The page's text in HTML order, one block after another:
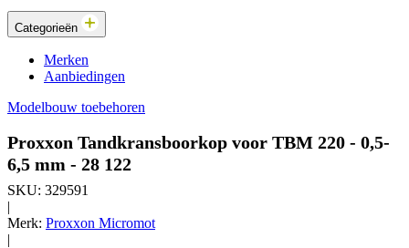
Categorieën
Merken
Aanbiedingen
Modelbouw toebehoren
Proxxon Tandkransboorkop voor TBM 220 - 0,5-
6,5 mm - 28 122
SKU: 329591
|
Merk: Proxxon Micromot
|